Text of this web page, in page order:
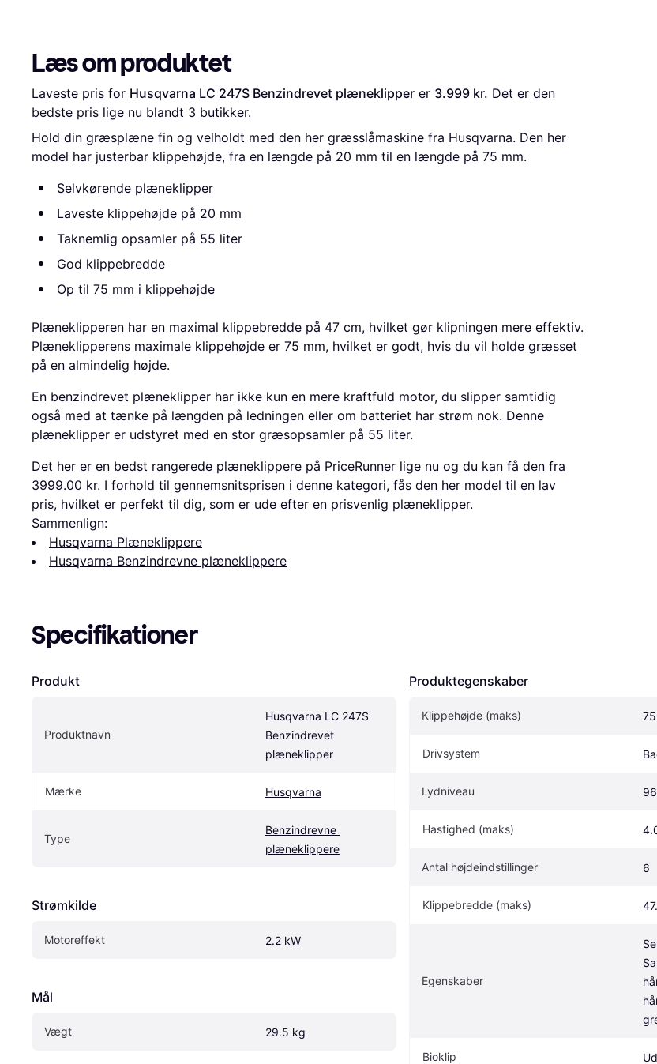
Læs om produktet
Laveste pris for Husqvarna LC 247S Benzindrevet plæneklipper er 3.999 kr. Det er den
bedste pris lige nu blandt 3 butikker.
Hold din græsplæne fin og velholdt med den her græsslåmaskine fra Husqvarna. Den her
model har justerbar klippehøjde, fra en længde på 20 mm til en længde på 75 mm.
Selvkørende plæneklipper
Laveste klippehøjde på 20 mm
Taknemlig opsamler på 55 liter
God klippebredde
Op til 75 mm i klippehøjde
Plæneklipperen har en maximal klippebredde på 47 cm, hvilket gør klipningen mere effektiv.
Plæneklipperens maximale klippehøjde er 75 mm, hvilket er godt, hvis du vil holde græsset
på en almindelig højde.
En benzindrevet plæneklipper har ikke kun en mere kraftfuld motor, du slipper samtidig
også med at tænke på længden på ledningen eller om batteriet har strøm nok. Denne
plæneklipper er udstyret med en stor græsopsamler på 55 liter.
Det her er en bedst rangerede plæneklippere på PriceRunner lige nu og du kan få den fra
3999.00 kr. I forhold til gennemsnitsprisen i denne kategori, fås den her model til en lav
pris, hvilket er perfekt til dig, som er ude efter en prisvenlig plæneklipper.
Sammenlign:
Husqvarna Plæneklippere
Husqvarna Benzindrevne plæneklippere
Specifikationer
Produkt
Produktnavn
Husqvarna LC 247S
Benzindrevet
plæneklipper
Mærke Husqvarna
Type
Benzindrevne
plæneklippere
Strømkilde
Motoreffekt 2.2 kW
Mål
Vægt 29.5 kg
Produktegenskaber
Klippehøjde (maks)
Drivsystem
Lydniveau
Hastighed (maks)
Antal højdeindstillinger 6
Klippebredde (maks)
Egenskaber
Bioklip